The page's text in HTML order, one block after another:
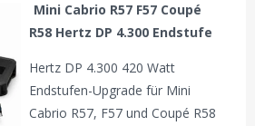
Mini Cabrio R57 F57 Coupé
R58 Hertz DP 4.300 Endstufe
Hertz DP 4.300 420 Watt
Endstufen-Upgrade für Mini
Cabrio R57, F57 und Coupé R58